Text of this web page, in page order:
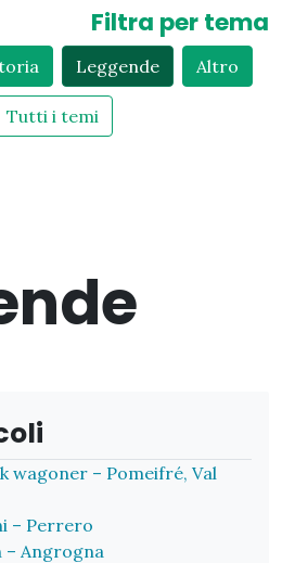
Filtra per tema
Leggende Altro
Tutti i temi
wagoner – Pomeifré, Val
– Perrero
– Angrogna